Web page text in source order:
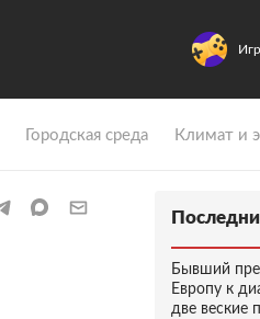
Городская среда Климат и
Бывший
Европу к
две веские